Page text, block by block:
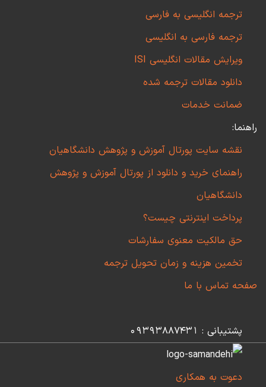
ترجمه انگلیسی به فارسی
ترجمه فارسی به انگلیسی
ویرایش مقالات انگلیسی ISI
دانلود مقالات ترجمه شده
ضمانت خدمات
راهنما:
نقشه سایت پورتال آموزش و پژوهش دانشگاهیان
راهنمای خرید و دانلود از پورتال آموزش و پژوهش
دانشگاهیان
پرداخت اینترنتی چیست؟
حق مالکیت معنوی سفارشات
تخمین هزینه و زمان تحویل ترجمه
صفحه تماس با ما
پشتیبانی : 09393887431
دعوت به همکاری